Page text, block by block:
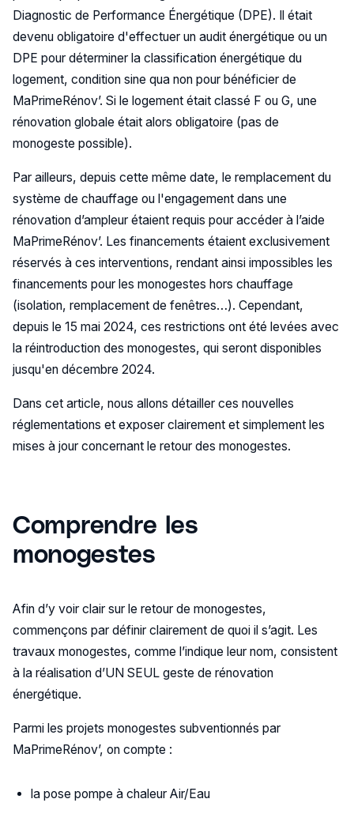
Diagnostic de Performance Énergétique (DPE). Il était
devenu obligatoire d'effectuer un audit énergétique ou un
DPE pour déterminer la classification énergétique du
logement, condition sine qua non pour bénéficier de
MaPrimeRénov’. Si le logement était classé F ou G, une
rénovation globale était alors obligatoire (pas de
monogeste possible).
Par ailleurs, depuis cette même date, le remplacement du
système de chauffage ou l'engagement dans une
rénovation d’ampleur étaient requis pour accéder à l’aide
MaPrimeRénov’. Les financements étaient exclusivement
réservés à ces interventions, rendant ainsi impossibles les
financements pour les monogestes hors chauffage
(isolation, remplacement de fenêtres…). Cependant,
depuis le 15 mai 2024, ces restrictions ont été levées avec
la réintroduction des monogestes, qui seront disponibles
jusqu'en décembre 2024.
Dans cet article, nous allons détailler ces nouvelles
réglementations et exposer clairement et simplement les
mises à jour concernant le retour des monogestes.
Comprendre les
monogestes
Afin d’y voir clair sur le retour de monogestes,
commençons par définir clairement de quoi il s’agit. Les
travaux monogestes, comme l’indique leur nom, consistent
à la réalisation d’UN SEUL geste de rénovation
énergétique.
Parmi les projets monogestes subventionnés par
MaPrimeRénov’, on compte :
la pose pompe à chaleur Air/Eau